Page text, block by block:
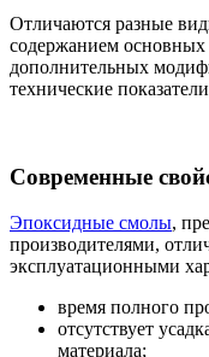
Отличаются разные
содержанием
дополнительных
технические
Современные
Эпоксидные смолы,
производителями,
эксплуатационными
время полного
отсутствует
материала;